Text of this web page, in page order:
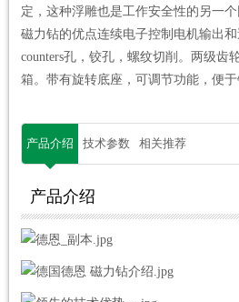
定，这种浮雕也是工作安全性的另一
磁力钻的优点连续电子控制电机输出和
counters孔，铰孔，螺纹切削。两级齿
箱。带有旋转底座，可调节功能，便于
产品介绍 技术参数 相关推荐
产品介绍